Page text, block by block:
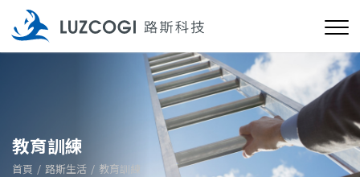
教育訓練
首頁 路斯生活 教育訓練